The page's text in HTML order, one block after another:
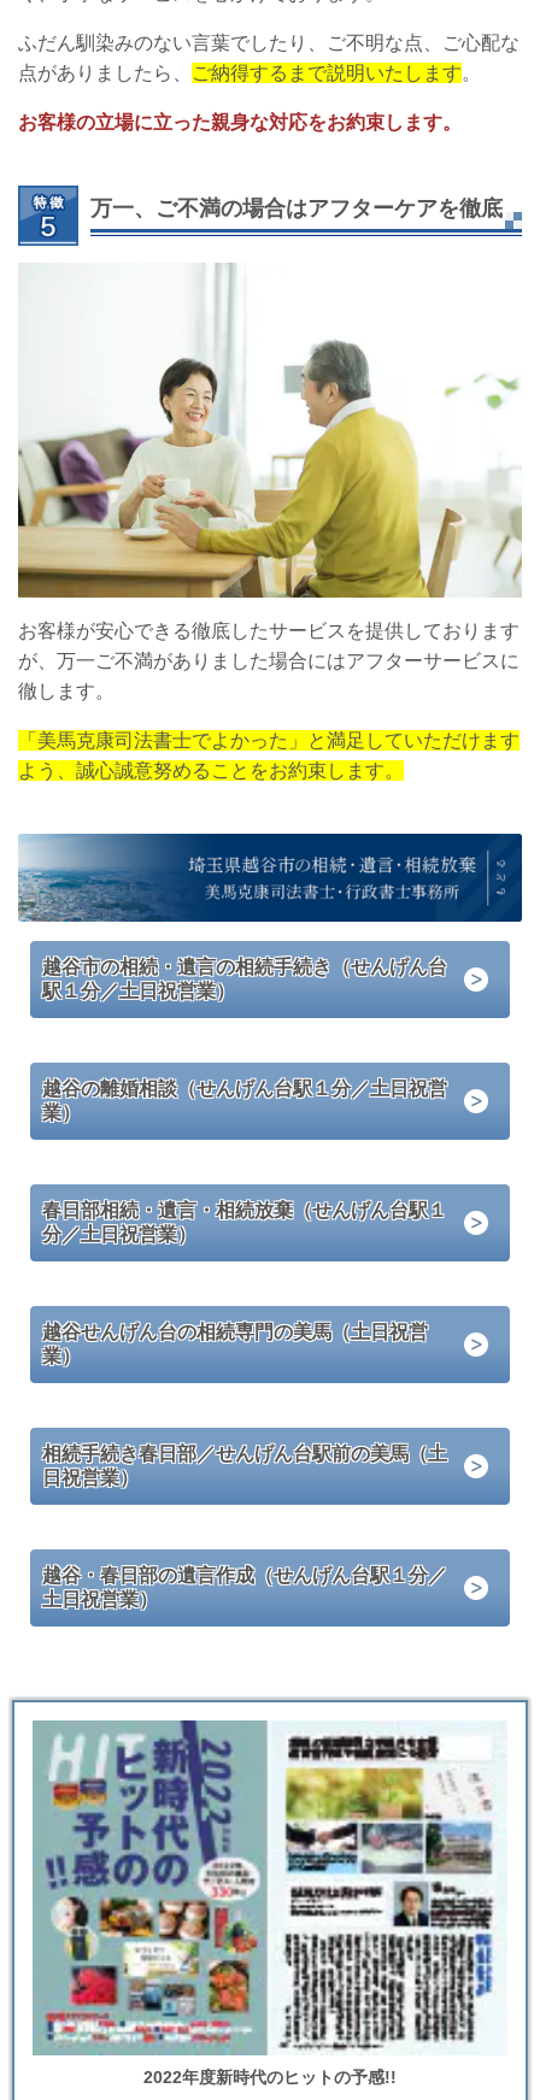
ふだん馴染みのない言葉でしたり、ご不明な点、ご心配な
点がありましたら、
ご納得するまで説明いたします。
お客様の立場に立った親身な対応をお約束します。
万一、ご不満の場合はアフターケアを徹底
お客様が安心できる徹底したサービスを提供しております
が、万一ご不満がありました場合にはアフターサービスに
徹します。
「美馬克康司法書士でよかった」と満足していただけます
よう、誠心誠意努めることをお約束します。
越谷市の相続・遺言の相続手続き（せんげん台
駅１分／土日祝営業）
越谷の離婚相談（せんげん台駅１分／土日祝営
業）
春日部相続・遺言・相続放棄（せんげん台駅１
分／土日祝営業）
越谷せんげん台の相続専門の美馬（土日祝営
業）
相続手続き春日部／せんげん台駅前の美馬（土
日祝営業）
越谷・春日部の遺言作成（せんげん台駅１分／
土日祝営業）
2022年度新時代のヒットの予感!!